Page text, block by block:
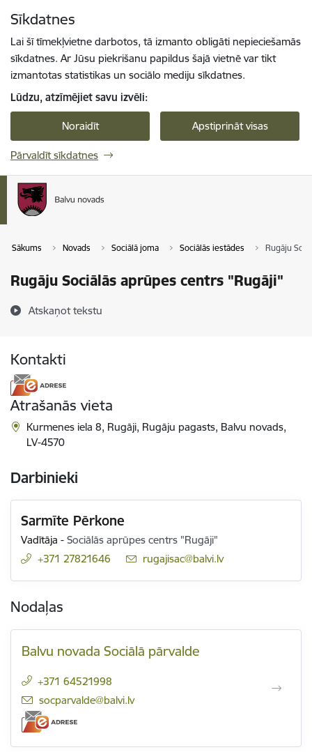
Sīkdatnes
Lai šī tīmekļvietne darbotos, tā izmanto obligāti nepieciešamās
sīkdatnes. Ar Jūsu piekrišanu papildus šajā vietnē var tikt
izmantotas statistikas un sociālo mediju sīkdatnes.
Lūdzu, atzīmējiet savu izvēli:
Noraidīt Apstiprināt visas
Pārvaldīt sīkdatnes
Sākums Novads Sociālā joma Sociālās iestādes Rugāju
Rugāju Sociālās aprūpes centrs "Rugāji"
Atskaņot tekstu
Kontakti
Atrašanās vieta
Kurmenes iela 8, Rugāji, Rugāju pagasts, Balvu novads,
LV-4570
Darbinieki
Sarmīte Pērkone
Vadītāja -Sociālās aprūpes centrs "Rugāji"
+371 27821646
E-pasts:
rugajisac@balvi.lv
Nodaļas
Balvu novada Sociālā pārvalde
+371 64521998
E-pasts:
socparvalde@balvi.lv